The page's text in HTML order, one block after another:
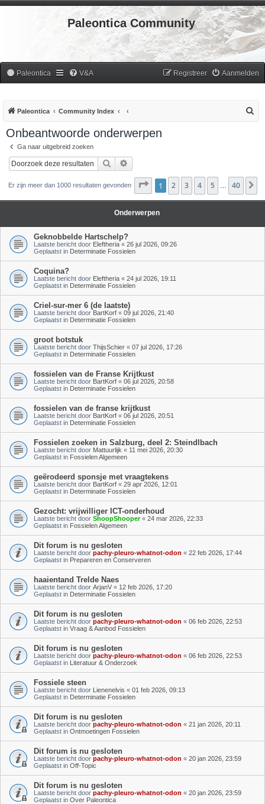
Paleontica Community
Paleontica V&A Aanmelden
Registreer
Paleontica Community Index
Onbeantwoorde onderwerpen
Ga naar uitgebreid zoeken
Zoek
Er zijn meer dan 1000 resultaten gevonden Pagina1 van 40
1 2 3 4 5 40
Onderwerpen
Geknobbelde Hartschelp?
Laatste bericht door Eleftheria « 26 jul 2026, 09:26
Geplaatst in Determinatie Fossielen
Coquina?
Laatste bericht door Eleftheria « 24 jul 2026, 19:11
Geplaatst in Determinatie Fossielen
Criel-sur-mer 6 (de laatste)
Laatste bericht door BartKorf « 09 jul 2026, 21:40
Geplaatst in Determinatie Fossielen
groot botstuk
Laatste bericht door ThijsSchier « 07 jul 2026, 17:26
Geplaatst in Determinatie Fossielen
fossielen van de Franse Krijtkust
Laatste bericht door BartKorf « 06 jul 2026, 20:58
Geplaatst in Determinatie Fossielen
fossielen van de franse krijtkust
Laatste bericht door BartKorf « 06 jul 2026, 20:51
Geplaatst in Determinatie Fossielen
Fossielen zoeken in Salzburg, deel 2: Steindlbach
Laatste bericht door Mattuurlijk « 11 mei 2026, 20:30
Geplaatst in Fossielen Algemeen
geërodeerd sponsje met vraagtekens
Laatste bericht door BartKorf « 29 apr 2026, 12:01
Geplaatst in Determinatie Fossielen
Gezocht: vrijwilliger ICT-onderhoud
Laatste bericht door ShoopShooper« 24 mar 2026, 22:33
Geplaatst in Fossielen Algemeen
Dit forum is nu gesloten
Laatste bericht door pachy-pleuro-whatnot-odon « 22 feb 2026, 17:44
Geplaatst in Prepareren en Conserveren
haaientand Trelde Naes
Laatste bericht door ArjanV « 12 feb 2026, 17:20
Geplaatst in Determinatie Fossielen
Dit forum is nu gesloten
Laatste bericht door pachy-pleuro-whatnot-odon « 06 feb 2026, 22:53
Geplaatst in Vraag & Aanbod Fossielen
Dit forum is nu gesloten
Laatste bericht door pachy-pleuro-whatnot-odon « 06 feb 2026, 22:53
Geplaatst in Literatuur & Onderzoek
Fossiele steen
Laatste bericht door Lienenelvis « 01 feb 2026, 09:13
Geplaatst in Determinatie Fossielen
Dit forum is nu gesloten
Laatste bericht door pachy-pleuro-whatnot-odon « 21 jan 2026, 20:11
Geplaatst in Ontmoetingen Fossielen
Dit forum is nu gesloten
Laatste bericht door pachy-pleuro-whatnot-odon « 20 jan 2026, 23:59
Geplaatst in Off-Topic
Dit forum is nu gesloten
Laatste bericht door pachy-pleuro-whatnot-odon « 20 jan 2026, 23:59
Geplaatst in Over Paleontica